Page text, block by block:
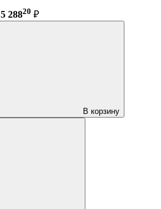
5 28820 ₽
В корзину